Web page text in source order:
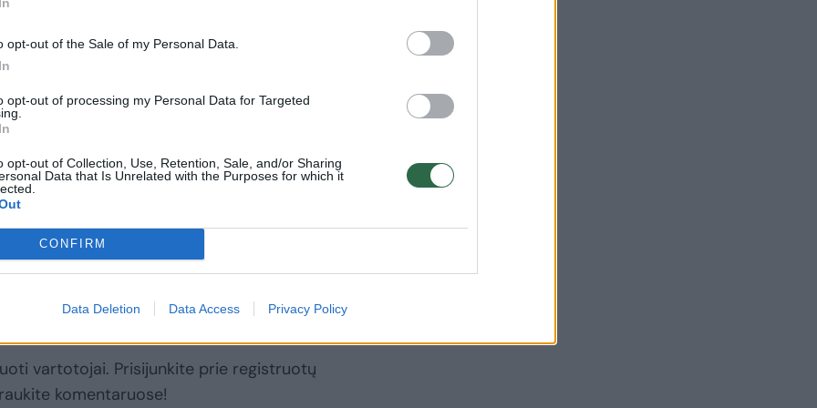
opt-out of the Sale of my Personal Data.
opt-out of processing my Personal Data for Targeted
opt-out of Collection, Use, Retention, Sale, and/or Sharing
Data that Is Unrelated with the Purposes for which it
CONFIRM
Data Deletion Data Access Privacy Policy
adipisicing elit. Asperiores
vitae veritatis repellendus, ad
maxime.
Rodyti daugiau žymių
vartotojai. Prisijunkite prie registruotų
komentaruose!